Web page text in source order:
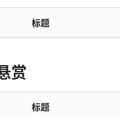
标题
赏
标题